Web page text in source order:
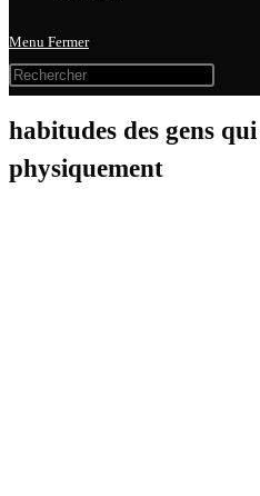
Menu Fermer
habitudes des gens
physiquement